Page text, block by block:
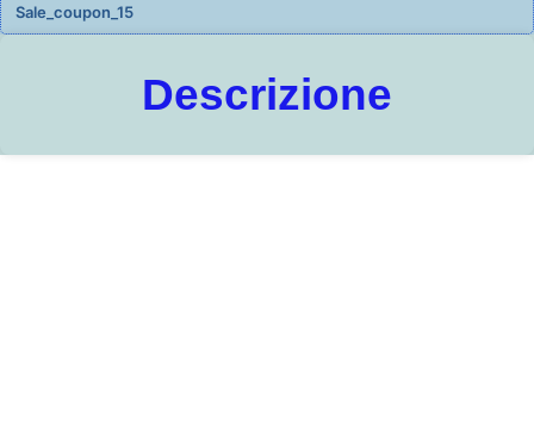
Sale_coupon_15
Descrizione